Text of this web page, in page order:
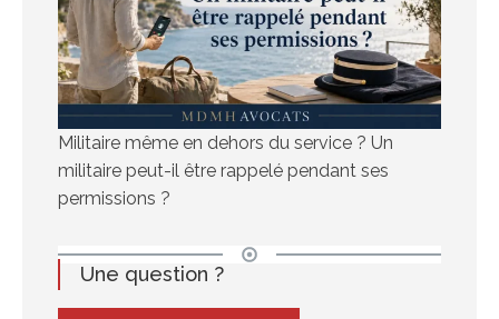
Militaire même en dehors du service ? Un
militaire peut-il être rappelé pendant ses
permissions ?
Une question ?